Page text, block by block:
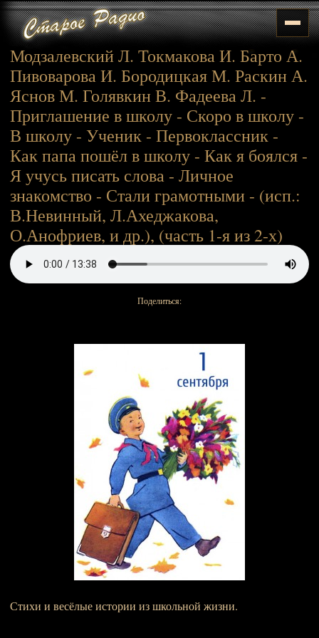
Модзалевский Л. Токмакова И. Барто А.
Пивоварова И. Бородицкая М. Раскин А.
Яснов М. Голявкин В. Фадеева Л. -
Приглашение в школу - Скоро в школу -
В школу - Ученик - Первоклассник -
Как папа пошёл в школу - Как я боялся -
Я учусь писать слова - Личное
знакомство - Стали грамотными - (исп.:
В.Невинный, Л.Ахеджакова,
О.Анофриев, и др.), (часть 1-я из 2-х)
Поделиться:
Стихи и весёлые истории из школьной жизни.